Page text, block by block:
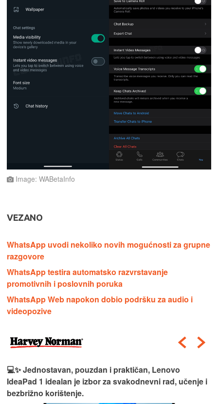
Image: WABetaInfo
VEZANO
WhatsApp uvodi nekoliko novih mogućnosti za grupne
razgovore
WhatsApp testira automatsko razvrstavanje
promotivnih i poslovnih poruka
WhatsApp Web napokon dobio podršku za audio i
videopozive
💻✨ Jednostavan, pouzdan i praktičan, Lenovo
IdeaPad 1 idealan je izbor za svakodnevni rad, učenje i
bezbrižno korištenje.